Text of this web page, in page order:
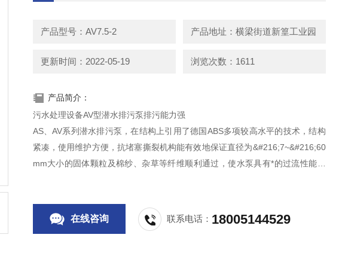
产品型号：AV7.5-2 产品地址：横梁街道新篁工业园
更新时间：2022-05-19 浏览次数：1611
产品简介：
污水处理设备AV型潜水排污泵排污能力强
AS、AV系列潜水排污泵，在结构上引用了德国ABS多项较高水平的技术，结构
紧凑，使用维护方便，抗堵塞撕裂机构能有效地保证直径为&#216;7~&#216;60
mm大小的固体颗粒及棉纱、杂草等纤维顺利通过，使水泵具有*的过流性能，
在线咨询 联系电话： 18005144529